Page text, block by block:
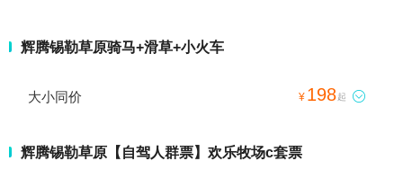
辉腾锡勒草原骑马+滑草+小火车
大小同价 ¥ 198起 
辉腾锡勒草原【自驾人群票】欢乐牧场c套票